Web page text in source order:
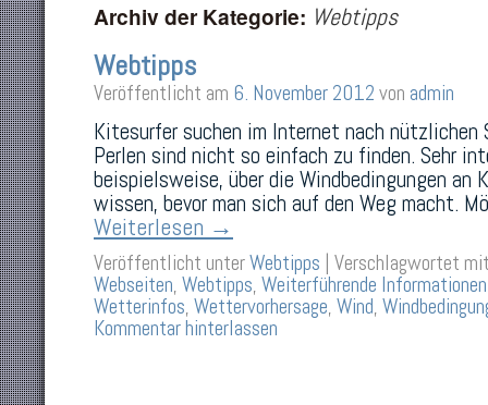
Archiv der Kategorie: Webtipps
Webtipps
Veröffentlicht am 6. November 2012 von admin
Kitesurfer suchen im Internet nach nützlichen
Perlen sind nicht so einfach zu finden. Sehr
beispielsweise, über die Windbedingungen an
wissen, bevor man sich auf den Weg macht.
Weiterlesen →
Veröffentlicht unterWebtipps | Verschlagwortet
Webseiten, Webtipps, Weiterführende Informationen
Wetterinfos, Wettervorhersage, Wind,
Kommentar hinterlassen